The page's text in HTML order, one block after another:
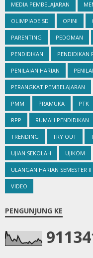
MEDIA PEMBELAJARAN
OLIMPIADE SD OPINI
PARENTING PEDOMAN
PENDIDIKAN PENDIDIKAN
PENILAIAN HARIAN
PERANGKAT PEMBELAJARAN
PMM PRAMUKA PTK
RPP RUMAH PENDIDIKAN
TRENDING TRY OUT
UJIAN SEKOLAH UJIKOM
ULANGAN HARIAN SEMESTER II
VIDEO
PENGUNJUNG KE
91134